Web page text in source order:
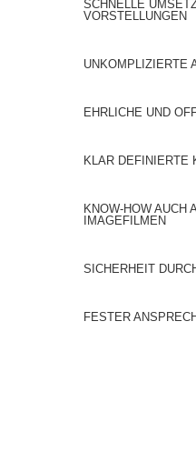
SCHNELLE
VORSTELLUNGEN
UNKOMPLIZIERTE
EHRLICHE UND
KLAR DEFINIERTE
KNOW-HOW AUCH
IMAGEFILMEN
SICHERHEIT
FESTER